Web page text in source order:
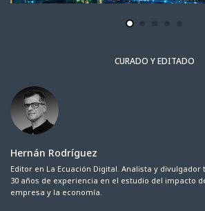
CURADO Y EDITADO
Hernán Rodríguez
Editor en La Ecuación Digital. Analista y
30 años de experiencia en el estudio del impacto
empresa y la economía.